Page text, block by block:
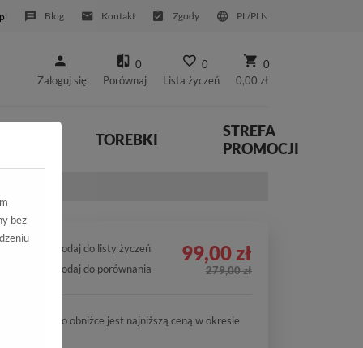
Blog Kontakt Zgody PL/PLN
Zaloguj się
0
Porównaj
0
Lista życzeń
0
0,00 zł
TOREBKI
STREFA
PROMOCJI
Dodaj do listy życzeń
Dodaj do porównania
99,00 zł
279,00 zł
Cena po obniżce jest najniższą ceną w okresie
bez